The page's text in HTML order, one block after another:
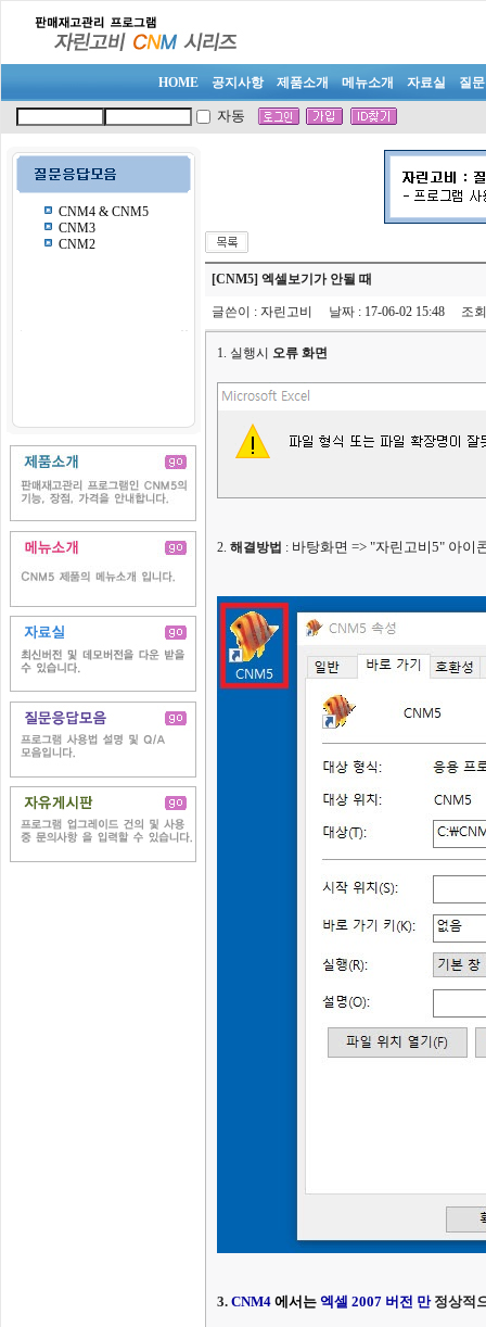
HOME 공지사항 제품소개 메뉴소개 자료실 질
자동
CNM4 & CNM5
CNM3
CNM2
[CNM5] 엑셀보기가 안될 때
글쓴이 : 자린고비 날짜 : 17-06-02 15:48 조회
1. 실행시 오류 화면
2. 해결방법 : 바탕화면 => "자린고비5" 아이
3. CNM4 에서는 엑셀 2007 버전 만 정상적